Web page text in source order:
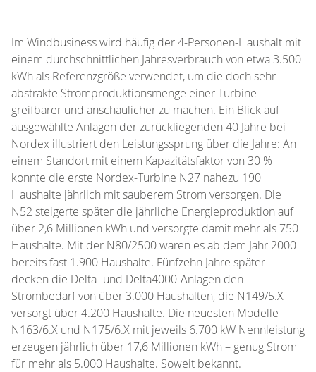
Im Windbusiness wird häufig der 4-Personen-Haushalt mit
einem durchschnittlichen Jahresverbrauch von etwa 3.500
kWh als Referenzgröße verwendet, um die doch sehr
abstrakte Stromproduktionsmenge einer Turbine
greifbarer und anschaulicher zu machen. Ein Blick auf
ausgewählte Anlagen der zurückliegenden 40 Jahre bei
Nordex illustriert den Leistungssprung über die Jahre: An
einem Standort mit einem Kapazitätsfaktor von 30 %
konnte die erste Nordex-Turbine N27 nahezu 190
Haushalte jährlich mit sauberem Strom versorgen. Die
N52 steigerte später die jährliche Energieproduktion auf
über 2,6 Millionen kWh und versorgte damit mehr als 750
Haushalte. Mit der N80/2500 waren es ab dem Jahr 2000
bereits fast 1.900 Haushalte. Fünfzehn Jahre später
decken die Delta- und Delta4000-Anlagen den
Strombedarf von über 3.000 Haushalten, die N149/5.X
versorgt über 4.200 Haushalte. Die neuesten Modelle
N163/6.X und N175/6.X mit jeweils 6.700 kW Nennleistung
erzeugen jährlich über 17,6 Millionen kWh – genug Strom
für mehr als 5.000 Haushalte. Soweit bekannt.